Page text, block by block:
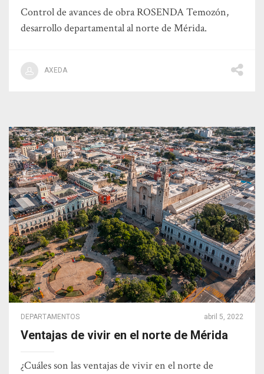
Control de avances de obra ROSENDA Temozón,
desarrollo departamental al norte de Mérida.
AXEDA
DEPARTAMENTOS abril 5, 2022
Ventajas de vivir en el norte de Mérida
¿Cuáles son las ventajas de vivir en el norte de